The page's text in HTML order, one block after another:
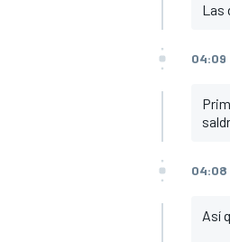
Las
04:09
04:08
Así